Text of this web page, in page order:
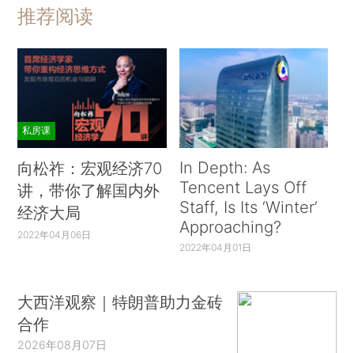
推荐阅读
私房课
向松祚：宏观经济70
讲，带你了解国内外
经济大局
2022年04月06日
In Depth: As
Tencent Lays Off
Staff, Is Its ‘Winter’
Approaching?
2022年04月01日
大西洋观察｜特朗普助力金砖
合作
2026年08月07日